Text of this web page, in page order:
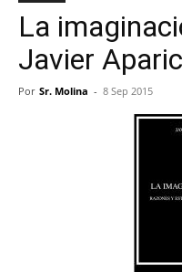
La
Javier
Por Sr. Molina - 8 Sep 2015